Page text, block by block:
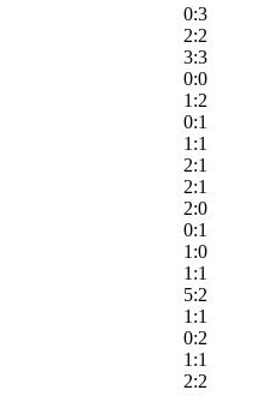
0:3
2:2
3:3
0:0
1:2
0:1
1:1
2:1
2:1
2:0
0:1
1:0
1:1
5:2
1:1
0:2
1:1
2:2